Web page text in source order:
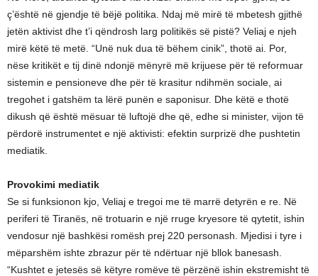
ç’është në gjendje të bëjë politika. Ndaj më mirë të mbetesh gjithë
jetën aktivist dhe t’i qëndrosh larg politikës së pistë? Veliaj e njeh
mirë këtë të metë. “Unë nuk dua të bëhem cinik”, thotë ai. Por,
nëse kritikët e tij dinë ndonjë mënyrë më krijuese për të reformuar
sistemin e pensioneve dhe për të krasitur ndihmën sociale, ai
tregohet i gatshëm ta lërë punën e saponisur. Dhe këtë e thotë
dikush që është mësuar të luftojë dhe që, edhe si minister, vijon të
përdorë instrumentet e një aktivisti: efektin surprizë dhe pushtetin
mediatik.
Provokimi mediatik
Se si funksionon kjo, Veliaj e tregoi me të marrë detyrën e re. Në
periferi të Tiranës, në trotuarin e një rruge kryesore të qytetit, ishin
vendosur një bashkësi romësh prej 220 personash. Mjedisi i tyre i
mëparshëm ishte zbrazur për të ndërtuar një bllok banesash.
“Kushtet e jetesës së këtyre romëve të përzënë ishin ekstremisht të